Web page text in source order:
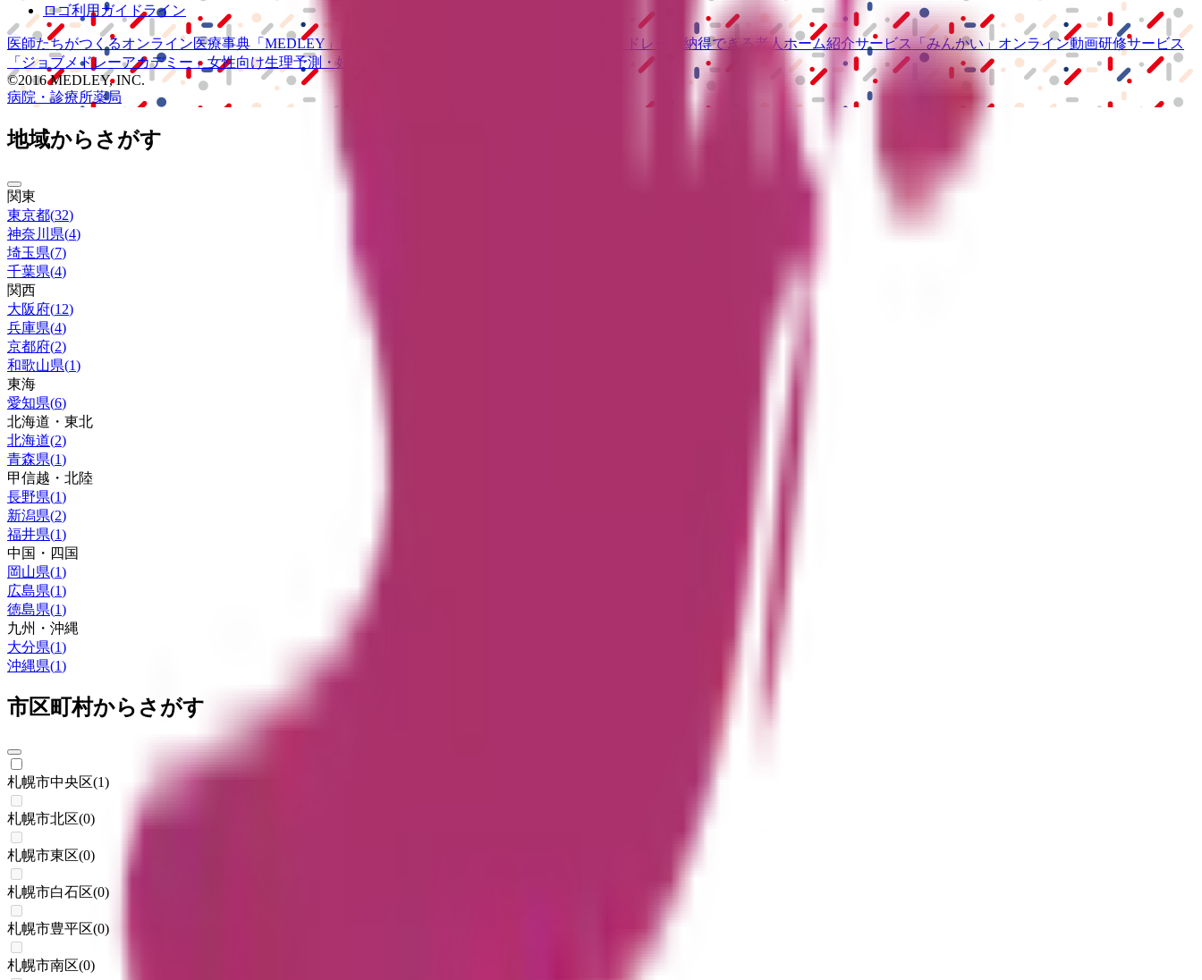
ロゴ利用ガイドライン
医師たちがつくるオンライン医療事典 「MEDLEY」 「ジョブメドレー」 納得できる 老人ホーム紹介サービス「みんかい」 オンライン動画研修サービス
「ジョブメドレーアカデミー」 女性向け生理予測・妊活アプリ
©2016 MEDLEY, INC.
病院・診療所薬局
地域からさがす
関東
東京都(32)
神奈川県(4)
埼玉県(7)
千葉県(4)
関西
大阪府(12)
兵庫県(4)
京都府(2)
和歌山県(1)
東海
愛知県(6)
北海道・東北
北海道(2)
青森県(1)
甲信越・北陸
長野県(1)
新潟県(2)
福井県(1)
中国・四国
岡山県(1)
広島県(1)
徳島県(1)
九州・沖縄
大分県(1)
沖縄県(1)
市区町村からさがす
札幌市中央区(1)
札幌市北区(0)
札幌市東区(0)
札幌市白石区(0)
札幌市豊平区(0)
札幌市南区(0)